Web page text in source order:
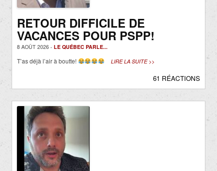
RETOUR DIFFICILE DE
VACANCES POUR PSPP!
8 AOÛT 2026 - LE QUÉBEC PARLE...
T’as déjà l’air à boutte! LIRE LA SUITE >>
61 RÉACTIONS